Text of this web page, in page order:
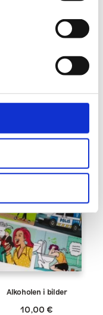
kontrollbana om rusmedel
Alkoholen i bilder
10,00 €